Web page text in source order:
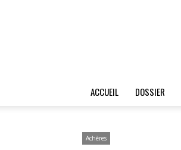
ACCUEIL DOSSIER
Achères